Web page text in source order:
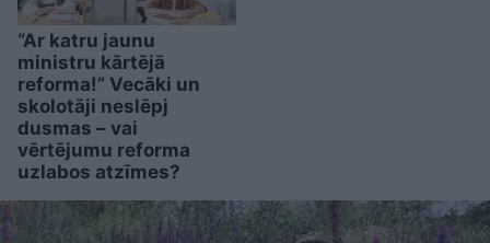
“Ar katru jaunu
ministru kārtējā
reforma!” Vecāki un
skolotāji neslēpj
dusmas – vai
vērtējumu reforma
uzlabos atzīmes?